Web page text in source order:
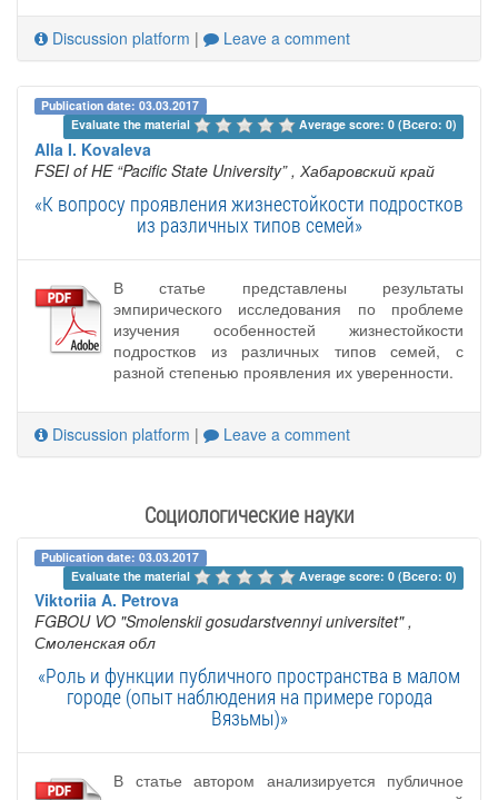
Discussion platform | Leave a comment
Publication date: 03.03.2017
Evaluate the material
Average score: 0 (Всего: 0)
Alla I. Kovaleva
FSEI of HE “Pacific State University” , Хабаровский край
«К вопросу проявления жизнестойкости подростков
из различных типов семей»
В статье представлены результаты
эмпирического исследования по проблеме
изучения особенностей жизнестойкости
подростков из различных типов семей, с
разной степенью проявления их уверенности.
Discussion platform | Leave a comment
Социологические науки
Publication date: 03.03.2017
Evaluate the material
Average score: 0 (Всего: 0)
Viktoriia A. Petrova
FGBOU VO "Smolenskii gosudarstvennyi universitet" ,
Смоленская обл
«Роль и функции публичного пространства в малом
городе (опыт наблюдения на примере города
Вязьмы)»
В статье автором анализируется публичное